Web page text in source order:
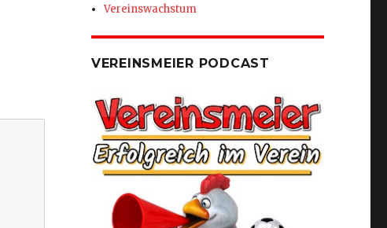
Vereinswachstum
VEREINSMEIER PODCAST